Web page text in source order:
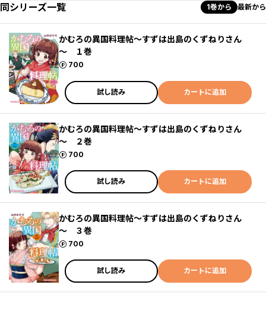
同シリーズ一覧 1巻から 最新から
かむろの異国料理帖～すずは出島のくずねりさん
～ １巻
700
ポイント
試し読み カートに追加
かむろの異国料理帖～すずは出島のくずねりさん
～ ２巻
700
ポイント
試し読み カートに追加
かむろの異国料理帖～すずは出島のくずねりさん
～ ３巻
700
ポイント
試し読み カートに追加